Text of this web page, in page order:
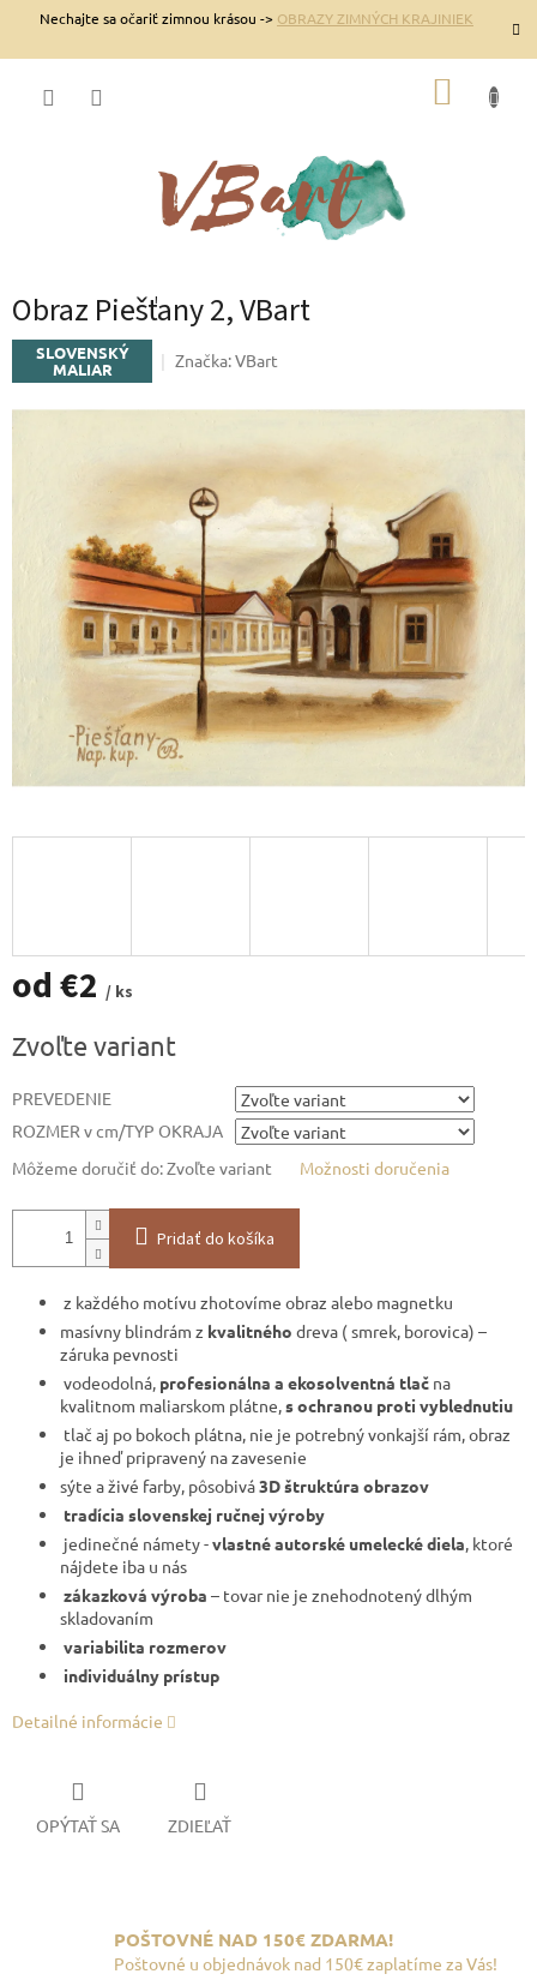
Prejsť
obsah
Nechajte sa očariť zimnou krásou -> OBRAZY ZIMNÝCH KRAJINIEK
Obraz Piešťany 2, VBart
SLOVENSKÝ
MALIAR
Značka:VBart
od€2 / ks
cena:
Zvoľte variant
PREVEDENIE
ROZMER v cm/TYP OKRAJA
Môžeme doručiť do:Zvoľte variant Možnosti doručenia
Pridať do košíka
z každého motívu zhotovíme obraz alebo magnetku
masívny blindrám z kvalitného dreva ( smrek, borovica) –
záruka pevnosti
vodeodolná, profesionálna a ekosolventná tlač na
kvalitnom maliarskom plátne,s ochranou proti vyblednutiu
tlač aj po bokoch plátna, nie je potrebný vonkajší rám, obraz
je ihneď pripravený na zavesenie
sýte a živé farby, pôsobivá3D štruktúra obrazov
tradícia slovenskej ručnej výroby
jedinečné námety -vlastné autorské umelecké diela, ktoré
nájdete iba u nás
zákazková výroba – tovar nie je znehodnotený dlhým
skladovaním
variabilita rozmerov
individuálny prístup
Detailné informácie
OPÝTAŤ SA ZDIEĽAŤ
POŠTOVNÉ NAD 150€ ZDARMA!
Poštovné u objednávok nad 150€ zaplatíme za Vás!